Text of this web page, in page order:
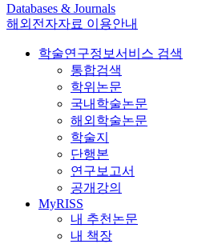
Databases & Journals
해외전자자료 이용안내
학술연구정보서비스 검색
통합검색
학위논문
국내학술논문
해외학술논문
학술지
단행본
연구보고서
공개강의
MyRISS
내 추천논문
내 책장